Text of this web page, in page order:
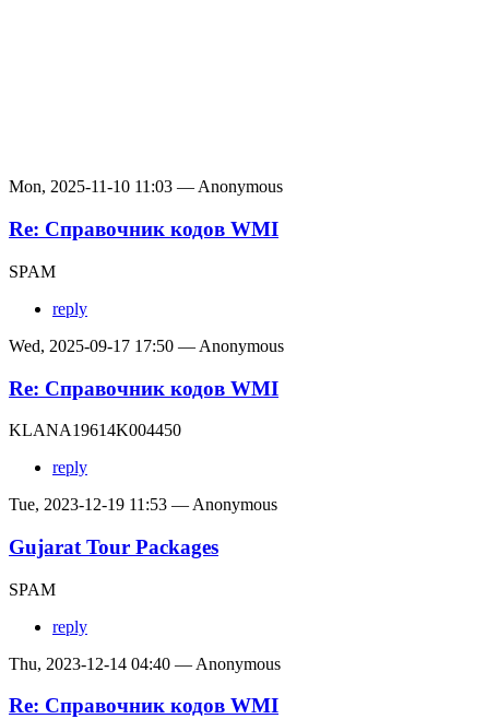
Mon, 2025-11-10 11:03 — Anonymous
Re: Справочник кодов WMI
SPAM
reply
Wed, 2025-09-17 17:50 — Anonymous
Re: Справочник кодов WMI
KLANA19614K004450
reply
Tue, 2023-12-19 11:53 — Anonymous
Gujarat Tour Packages
SPAM
reply
Thu, 2023-12-14 04:40 — Anonymous
Re: Справочник кодов WMI